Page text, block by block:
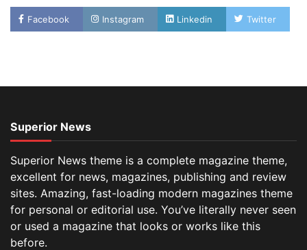
Facebook Instagram Linkedin Twitter
Superior News
Superior News theme is a complete magazine theme,
excellent for news, magazines, publishing and review
sites. Amazing, fast-loading modern magazines theme
for personal or editorial use. You’ve literally never seen
or used a magazine that looks or works like this
before.